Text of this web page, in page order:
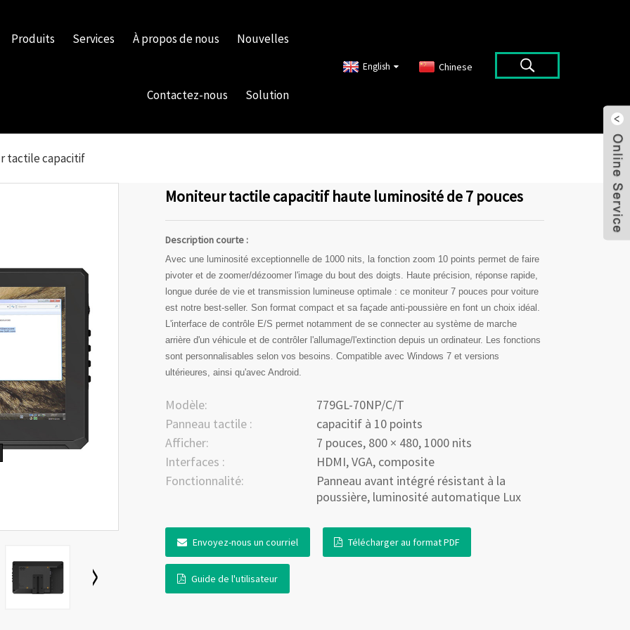
Produits Services À propos de nous Nouvelles
Contactez-nous Solution
English Chinese
tactile capacitif
Moniteur tactile capacitif haute luminosité de 7 pouces
Description courte :
Avec une luminosité exceptionnelle de 1000 nits, la fonction zoom 10 points permet de faire
pivoter et de zoomer/dézoomer l'image du bout des doigts. Haute précision, réponse rapide,
longue durée de vie et transmission lumineuse optimale : ce moniteur 7 pouces pour voiture
est notre best-seller. Son format compact et sa façade anti-poussière en font un choix idéal.
L'interface de contrôle E/S permet notamment de se connecter au système de marche
arrière d'un véhicule et de contrôler l'allumage/l'extinction depuis un ordinateur. Les fonctions
sont personnalisables selon vos besoins. Compatible avec Windows 7 et versions
ultérieures, ainsi qu'avec Android.
Modèle:
779GL-70NP/C/T
Panneau tactile :
capacitif à 10 points
Afficher:
7 pouces, 800 × 480, 1000 nits
Interfaces :
HDMI, VGA, composite
Fonctionnalité:
Panneau avant intégré résistant à la
poussière, luminosité automatique Lux
Envoyez-nous un courriel Télécharger au format PDF
Guide de l'utilisateur